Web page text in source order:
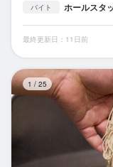
バイト ホールスタ
最終更新日：11日前
1 / 25